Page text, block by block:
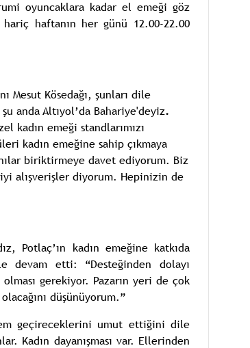
oyuncaklara kadar el emeği göz
haftanın her günü 12.00-22.00
Mesut Kösedağı, şunları dile
anda Altıyol’da Bahariye'deyiz.
kadın emeği standlarımızı
kadın emeğine sahip çıkmaya
biriktirmeye davet ediyorum. Biz
alışverişler diyorum. Hepinizin de
Potlaç’ın kadın emeğine katkıda
devam etti: “Desteğinden dolayı
gerekiyor. Pazarın yeri de çok
düşünüyorum.”
geçireceklerini umut ettiğini dile
Kadın dayanışması var. Ellerinden